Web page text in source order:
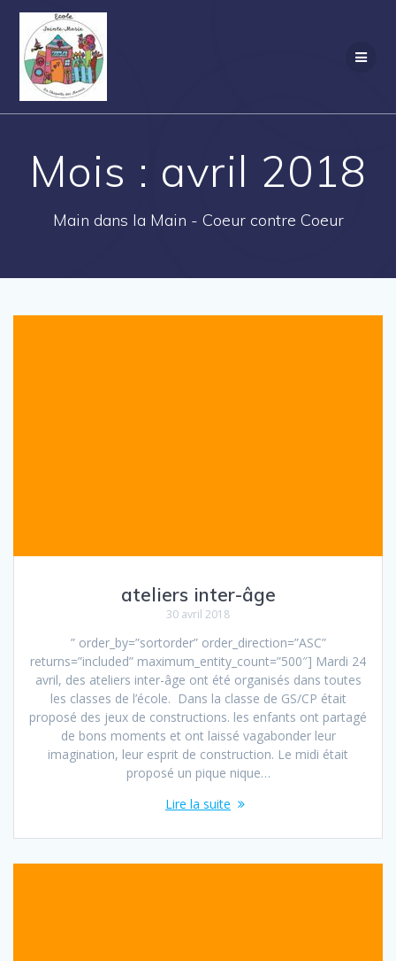
Mois : avril 2018
Main dans la Main - Coeur contre Coeur
ateliers inter-âge
30 avril 2018
” order_by=”sortorder” order_direction=”ASC”
returns=”included” maximum_entity_count=”500″] Mardi 24
avril, des ateliers inter-âge ont été organisés dans toutes
les classes de l’école. Dans la classe de GS/CP était
proposé des jeux de constructions. les enfants ont partagé
de bons moments et ont laissé vagabonder leur
imagination, leur esprit de construction. Le midi était
proposé un pique nique…
Lire la suite